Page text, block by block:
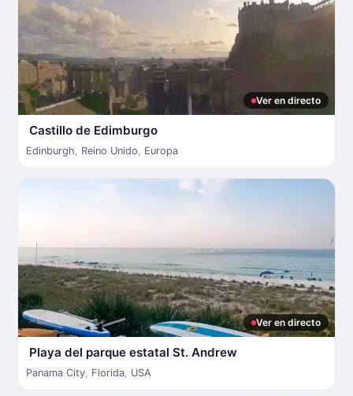
Ver en directo
Castillo de Edimburgo
Edinburgh, Reino Unido, Europa
Ver en directo
Playa del parque estatal St. Andrew
Panama City, Florida, USA